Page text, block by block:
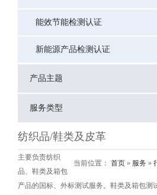
能效节能检测认证
新能源产品检测认证
产品主题
服务类型
纺织品/鞋类及皮革
当前位置： 首页 » 服务 »
主要负责纺织
品、鞋类及箱包
产品的国标、外标测试服务。鞋类及箱包测